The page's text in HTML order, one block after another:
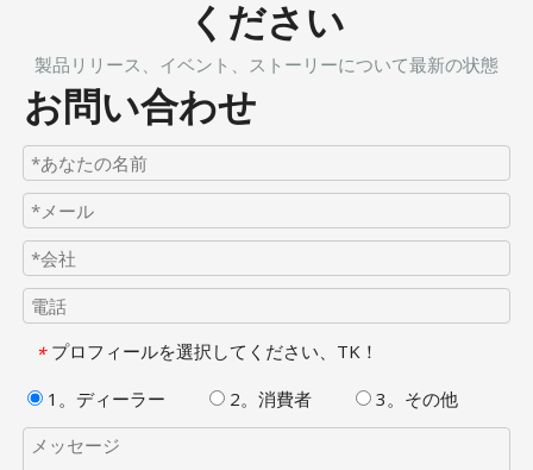
ください
製品リリース、イベント、ストーリーについて最新の状態
お問い合わせ
* プロフィールを選択してください、TK！
1。ディーラー
2。消費者 3。その他